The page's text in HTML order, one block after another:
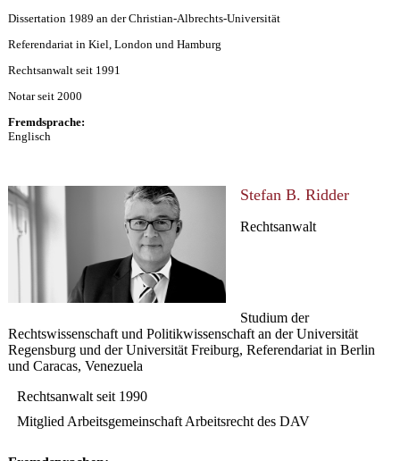
Dissertation 1989 an der Christian-Albrechts-Universität
Referendariat in Kiel, London und Hamburg
Rechtsanwalt seit 1991
Notar seit 2000
Fremdsprache:
Englisch
Stefan B. Ridder
Rechtsanwalt
Studium der
Rechtswissenschaft und Politikwissenschaft an der Universität
Regensburg und der Universität Freiburg, Referendariat in Berlin
und Caracas, Venezuela
Rechtsanwalt seit 1990
Mitglied Arbeitsgemeinschaft Arbeitsrecht des DAV